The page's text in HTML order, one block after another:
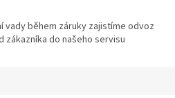
vady během záruky zajistíme odvoz
zákazníka do našeho servisu